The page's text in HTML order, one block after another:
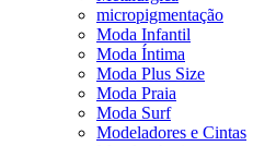
micropigmentação
Moda Infantil
Moda Íntima
Moda Plus Size
Moda Praia
Moda Surf
Modeladores e Cintas